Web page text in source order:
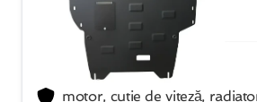
motor, cutie de viteză,